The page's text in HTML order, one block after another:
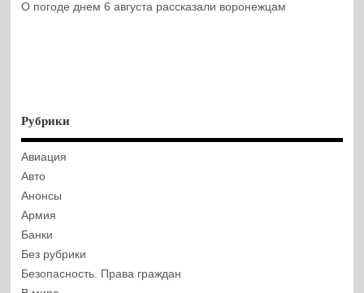
О погоде днем 6 августа рассказали воронежцам
Рубрики
Авиация
Авто
Анонсы
Армия
Банки
Без рубрики
Безопасность. Права граждан